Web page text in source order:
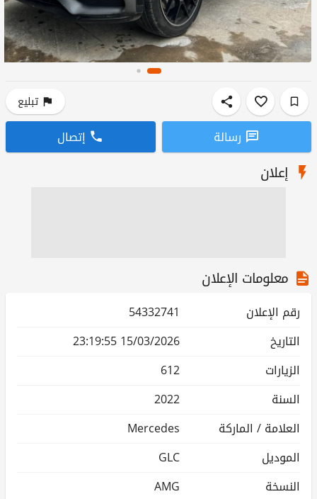
تبليع
رسالة إتصال
إعلان
معلومات الإعلان
رقم الإعلان
54332741
التاريخ
15/03/2026 23:19:55
الزيارات
612
السنة
2022
العلامة / الماركة
Mercedes
الموديل
GLC
النسخة
AMG